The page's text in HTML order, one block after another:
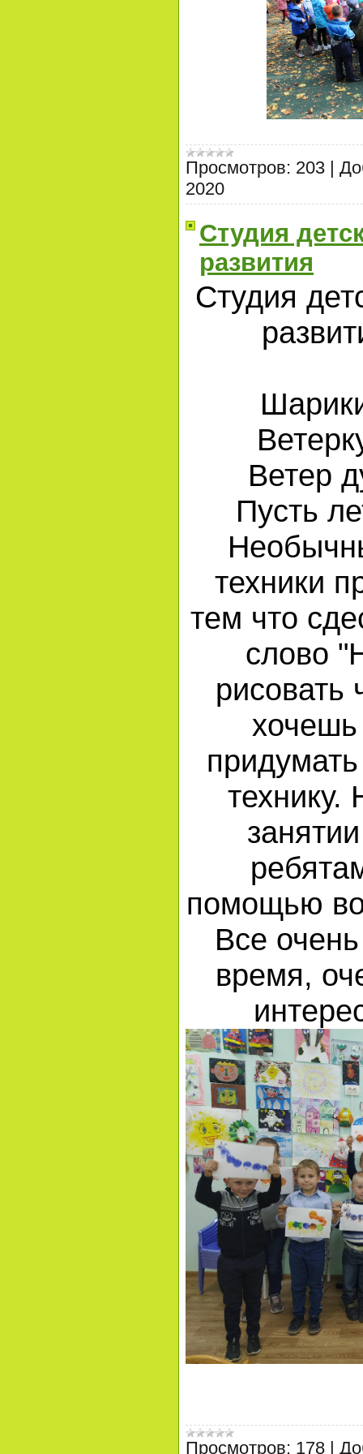
Просмотров: 203
2020
Студия
развития
Студия
Ветер
Пусть
техники
тем что
слово
рисовать
помощью
Все
время,
Просмотров: 178 |